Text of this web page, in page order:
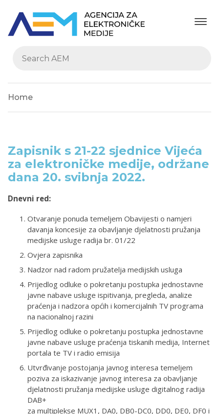
Home
Zapisnik s 21-22 sjednice Vijeća
za elektroničke medije, održane
dana 20. svibnja 2022.
Dnevni red:
Otvaranje ponuda temeljem Obavijesti o namjeri
davanja koncesije za obavljanje djelatnosti pružanja
medijske usluge radija br. 01/22
Ovjera zapisnika
Nadzor nad radom pružatelja medijskih usluga
Prijedlog odluke o pokretanju postupka jednostavne
javne nabave usluge ispitivanja, pregleda, analize
praćenja i nadzora općih i komercijalnih TV programa
na nacionalnoj razini
Prijedlog odluke o pokretanju postupka jednostavne
javne nabave usluge praćenja tiskanih medija, Internet
portala te TV i radio emisija
Utvrđivanje postojanja javnog interesa temeljem
poziva za iskazivanje javnog interesa za obavljanje
djelatnosti pružanja medijske usluge digitalnog radija
DAB+
za multiplekse MUX1, DA0, DB0-DC0, DD0, DE0, DF0 i